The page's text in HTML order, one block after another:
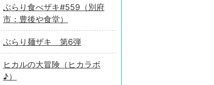
ぶらり食べザキ#559（別府
市：豊後や食堂）
ぶらり麺ザキ 第6弾
ヒカルの大冒険（ヒカラボ
♪）